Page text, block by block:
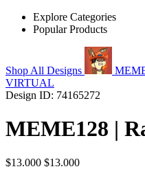
Explore Categories
Popular Products
Shop All Designs
VIRTUAL
Design ID: 74165272
MEME128 |
$13.000 $13.000